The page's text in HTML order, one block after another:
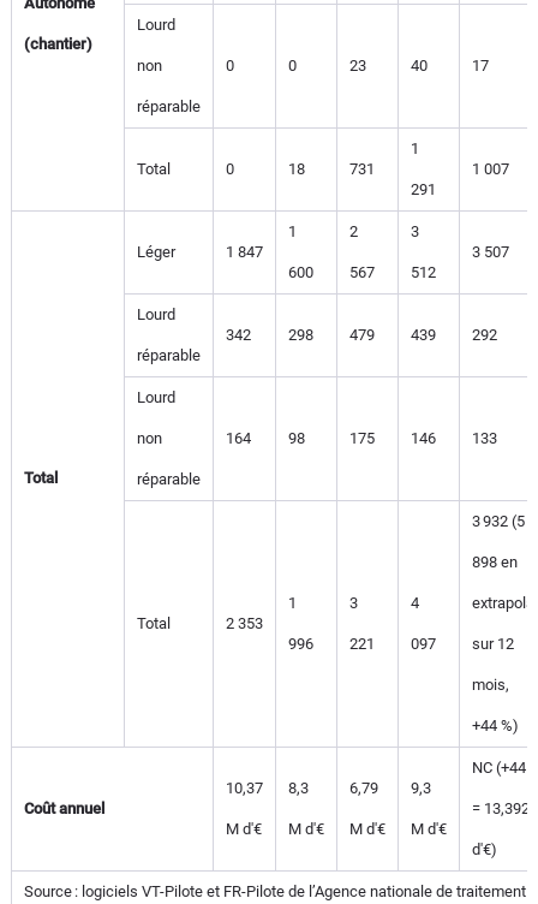
(chantier)
Lourd
non
réparable
0 0 23 40 17
Total 0 18 731
1
291
1 007
Total
Léger 1 847
1
600
2
567
3
512
3 507
Lourd
réparable
342 298 479 439 292
Lourd
non
réparable
164 98 175 146 133
Total 2 353
1
996
3
221
4
097
3 932 (5
898 en
sur 12
mois,
+44 %)
Coût annuel
10,37
M d'€
8,3
M d'€
6,79
M d'€
9,3
M d'€
NC (+44
= 13,392
d'€)
Source : logiciels VT-Pilote et FR-Pilote de l’Agence nationale de traitement